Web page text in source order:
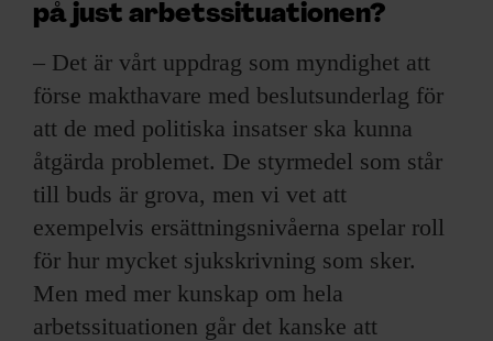
på just arbetssituationen?
– Det är vårt uppdrag som myndighet att
förse makthavare med beslutsunderlag för
att de med politiska insatser ska kunna
åtgärda problemet. De styrmedel som står
till buds är grova, men vi vet att
exempelvis ersättningsnivåerna spelar roll
för hur mycket sjukskrivning som sker.
Men med mer kunskap om hela
arbetssituationen går det kanske att